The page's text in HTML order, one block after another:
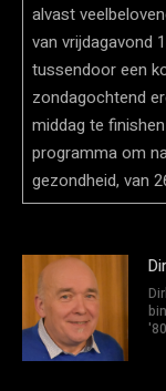
alvast
van vrijdagavond
tussendoor een
zondagochtend
middag te
programma om
gezondheid, van